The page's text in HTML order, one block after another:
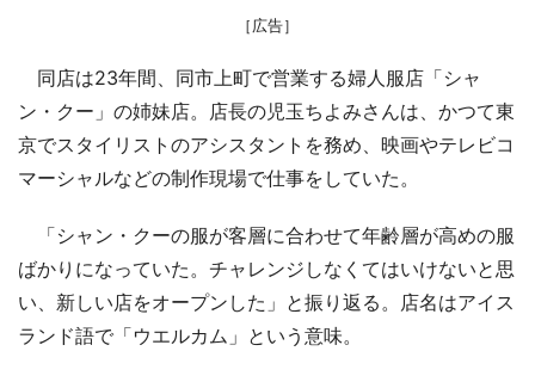
［広告］
同店は23年間、同市上町で営業する婦人服店「シャ
ン・クー」の姉妹店。店長の児玉ちよみさんは、かつて東
京でスタイリストのアシスタントを務め、映画やテレビコ
マーシャルなどの制作現場で仕事をしていた。
「シャン・クーの服が客層に合わせて年齢層が高めの服
ばかりになっていた。チャレンジしなくてはいけないと思
い、新しい店をオープンした」と振り返る。店名はアイス
ランド語で「ウエルカム」という意味。